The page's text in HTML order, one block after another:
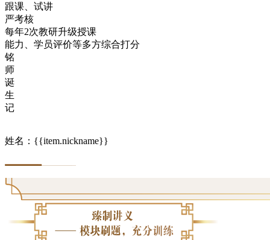
跟课、试讲
严考核
每年2次教研升级授课
能力、学员评价等多方综合打分
铭
师
诞
生
记
姓名：{{item.nickname}}